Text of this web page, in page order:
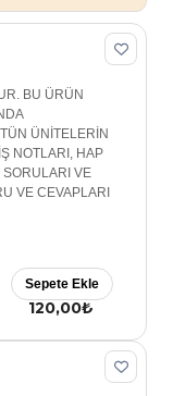
BU ÜRÜN
ÜNİTELERİN
NOTLARI, HAP
VE
VE CEVAPLARI
120,00₺
Sepete Ekle